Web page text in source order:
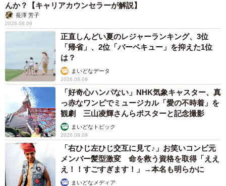
んか？【キャリアカウンセラーが解説】
長澤 芳子
2026.08.09
正直しんどい夏のレジャーランキング、3位
「帰省」、2位「バーベキュー」を抑えた1位
は？
まいどなデータ
2026.08.09
「好奇心ハンパない」NHK気象キャスター、真
っ赤なワンピでミュージカル「愛の不時着」を
観劇 三山凌輝さんらポスターと記念撮影
まいどなトピック
2026.08.09
「右ひじ左ひじ交互に見て♪」お笑いコンビ元
メンバー髪型激変 命を救う資格を取得「ええ
え！！すごすぎます！」→本名も明らかに
まいどなメディア